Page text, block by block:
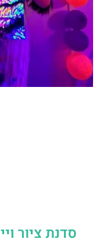
סדנת ציור